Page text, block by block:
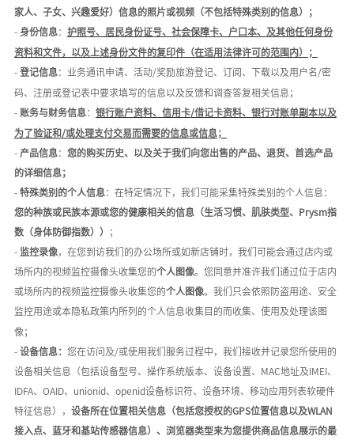
家人、子女、兴趣爱好）信息的照片或视频（不包括特殊类别的信息）；
- 身份信息 ： 护照号、居民身份证号、社会保障卡、户口本、及其他任何身份
资料和文件，以及上述身份文件的复印件（在适用法律许可的范围内）；
- 登记信息 ：业务通讯申请、活动/奖励旅游登记、订阅、下载以及用户名/密
码、注册或登记表中要求填写的信息以及反馈和调查答复相关信息；
- 账务与财务信息 ： 银行账户资料、信用卡/借记卡资料、银行对账单副本以及
为了验证和/或处理支付交易而需要的信息或信息；
- 产品信息 ： 您的购买历史、以及关于我们向您出售的产品、退货、首选产品
的详细信息；
- 特殊类别的个人信息 ：在特定情况下，我们可能采集特殊类别的个人信息：
您的种族或民族本源或您的健康相关的信息 （生活习惯、肌肤类型、 Prysm指
数（身体防御指数）） ；
- 监控录像，在您到访我们的办公场所或如新店铺时，我们可能会通过店内或
场所内的视频监控摄像头收集您的个人图像。您同意并准许我们通过位于店内
或场所内的视频监控摄像头收集您的个人图像。我们只会依照防盗用途、安全
监控用途或本隐私政策内所列的个人信息收集目的而收集、使用及处理该图
像；
- 设备信息： 您在访问及/或使用我们服务过程中，我们接收并记录您所使用的
设备相关信息（包括设备型号、操作系统版本、设备设置、MAC地址及IMEI、
IDFA、OAID、unionid、openid设备标识符、设备环境、移动应用列表软硬件
特征信息）， 设备所在位置相关信息 （包括您授权的GPS位置信息以及WLAN
接入点、蓝牙和基站传感器信息） 、浏览器类型来为您提供商品信息展示的最